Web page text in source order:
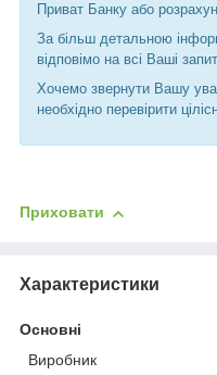
Приват Банку або
За більш детальною
відповімо на всі Ваші
Хочемо звернути Вашу
необхідно перевірити
Приховати
Характеристики
Основні
Виробник